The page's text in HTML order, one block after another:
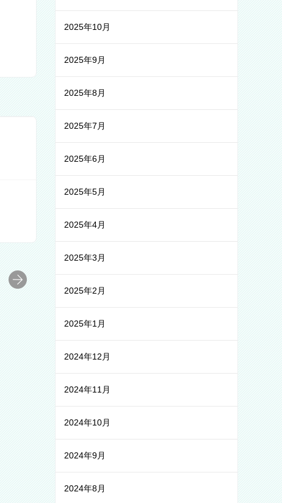
2025年10月
2025年9月
2025年8月
2025年7月
2025年6月
2025年5月
2025年4月
2025年3月
2025年2月
2025年1月
2024年12月
2024年11月
2024年10月
2024年9月
2024年8月